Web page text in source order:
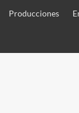
Producciones